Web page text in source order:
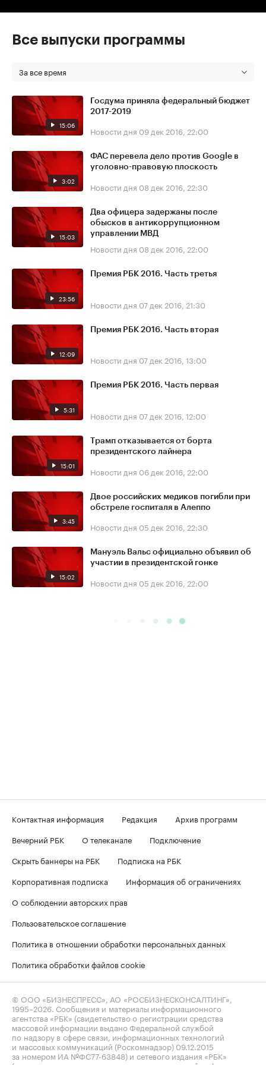
Все выпуски программы
За все время
15:06
Госдума приняла федеральный бюджет
2017-2019
Новости дня 09 дек 2016, 22:00
3:02
ФАС перевела дело против Google в
уголовно-правовую плоскость
Новости дня 08 дек 2016, 22:30
15:03
Два офицера задержаны после
обысков в антикоррупционном
управлении МВД
Новости дня 08 дек 2016, 22:00
23:56
Премия РБК 2016. Часть третья
Новости дня 07 дек 2016, 21:30
12:09
Премия РБК 2016. Часть вторая
Новости дня 07 дек 2016, 13:00
5:31
Премия РБК 2016. Часть первая
Новости дня 07 дек 2016, 12:00
15:01
Трамп отказывается от борта
президентского лайнера
Новости дня 06 дек 2016, 22:00
3:45
Двое российских медиков погибли при
обстреле госпиталя в Алеппо
Новости дня 05 дек 2016, 22:30
15:02
Мануэль Вальс официально объявил об
участии в президентской гонке
Новости дня 05 дек 2016, 22:00
Контактная информация Редакция
Архив программ
Вечерний РБК
О телеканале
Подключение
Скрыть баннеры на РБК
Подписка на РБК
Корпоративная подписка
Информация об ограничениях
О соблюдении авторских прав
Пользовательское соглашение
Политика в отношении обработки персональных данных
Политика обработки файлов cookie
© ООО «БИЗНЕСПРЕСС», АО «РОСБИЗНЕСКОНСАЛТИНГ»,
1995–2026. Сообщения и материалы информационного
агентства «РБК» (свидетельство о регистрации средства
массовой информации выдано Федеральной службой
по надзору в сфере связи, информационных технологий
и массовых коммуникаций (Роскомнадзор) 09.12.2015
за номером ИА №ФС77-63848) и сетевого издания «РБК»